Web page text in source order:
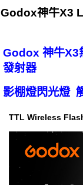
Godox神牛X3
Godox 神牛X3
發射器
影棚燈閃光燈
TTL Wireless